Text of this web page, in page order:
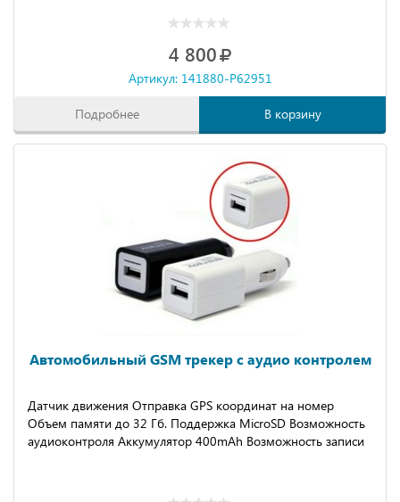
4 800
Артикул: 141880-P62951
Подробнее В корзину
Автомобильный GSM трекер с аудио контролем
Датчик движения Отправка GPS координат на номер
Объем памяти до 32 Гб. Поддержка MicroSD Возможность
аудиоконтроля Аккумулятор 400mAh Возможность записи